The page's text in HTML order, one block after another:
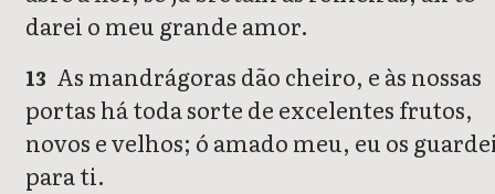
darei o meu grande amor.
13 As mandrágoras dão cheiro, e às nossas
portas há toda sorte de excelentes frutos,
novos e velhos; ó amado meu, eu os
para ti.